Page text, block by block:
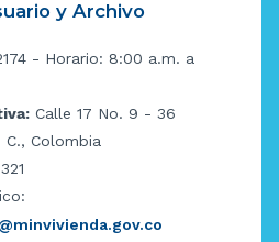
y Archivo
- Horario: 8:00 a.m. a
Calle 17 No. 9 - 36
Colombia